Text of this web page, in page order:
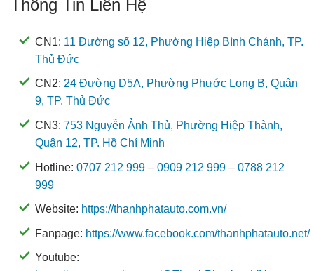
Thông Tin Liên Hệ
CN1: 11 Đường số 12, Phường Hiệp Bình Chánh, TP.
Thủ Đức
CN2: 24 Đường D5A, Phường Phước Long B, Quận
9, TP. Thủ Đức
CN3: 753 Nguyễn Ảnh Thủ, Phường Hiệp Thành,
Quận 12, TP. Hồ Chí Minh
Hotline: 0707 212 999 – 0909 212 999 – 0788 212
999
Website: https://thanhphatauto.com.vn/
Fanpage: https://www.facebook.com/thanhphatauto.net/
Youtube: